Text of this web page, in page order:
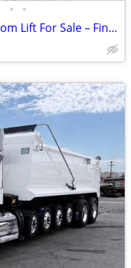
• •
NEW Haulotte 3522A Towable Boom Lift For Sale – Finance $689 Per Mo*